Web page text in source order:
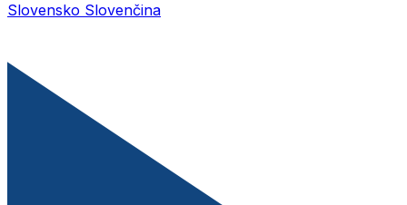
Slovensko Slovenčina